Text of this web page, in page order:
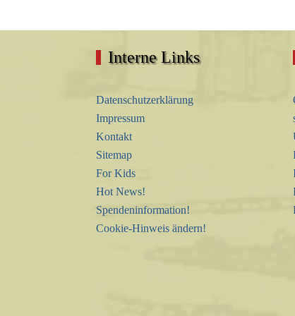
Interne Links
Datenschutzerklärung
Impressum
Kontakt
Sitemap
For Kids
Hot News!
Spendeninformation!
Cookie-Hinweis ändern!